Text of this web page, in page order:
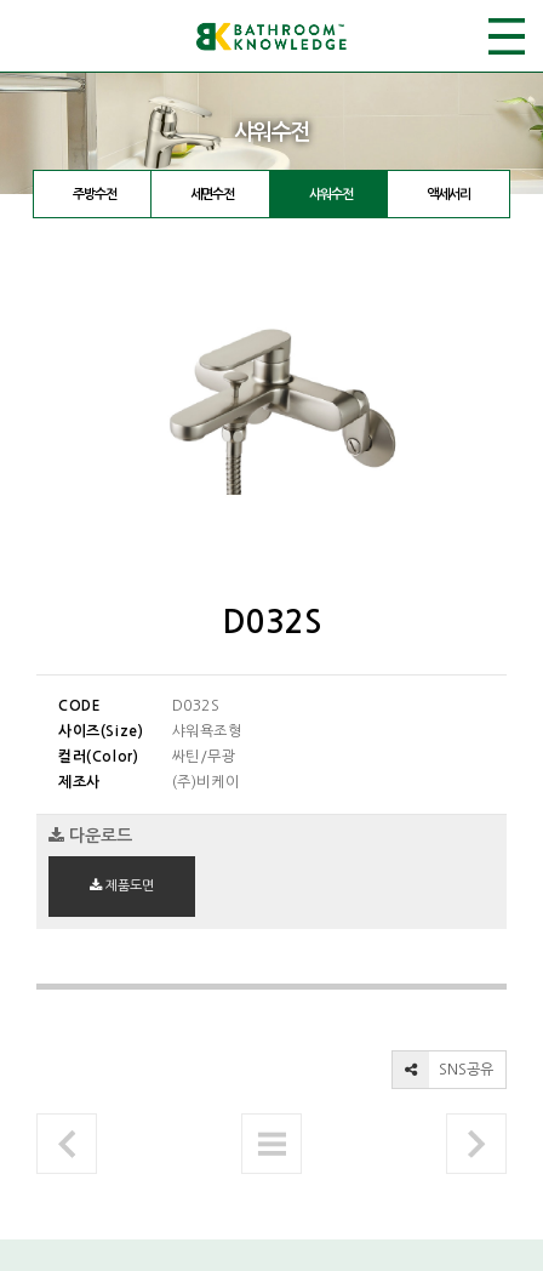
샤워수전
주방수전 세면수전 샤워수전 액세서리
D032S
CODE
D032S
사이즈(Size)
샤워욕조형
컬러(Color)
싸틴/무광
제조사
(주)비케이
다운로드
제품도면
SNS공유